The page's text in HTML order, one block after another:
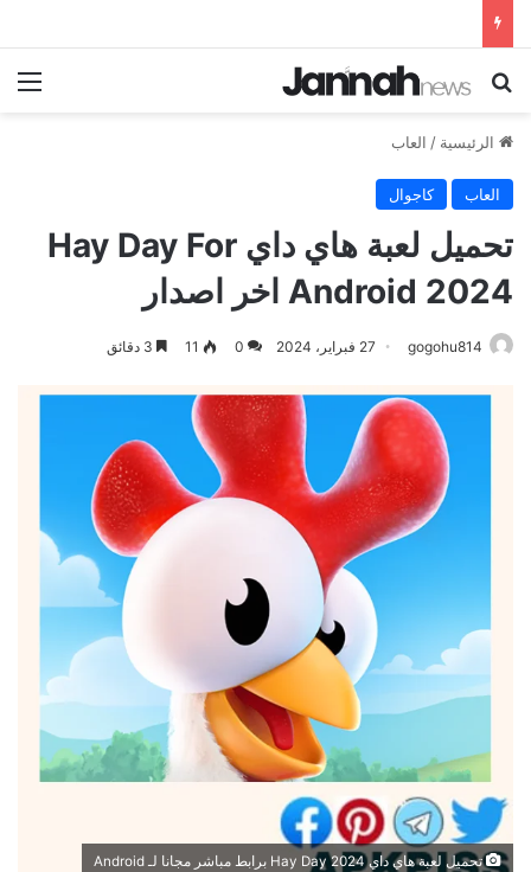
بحث عن
الرئيسية / العاب
العاب كاجوال
تحميل لعبة هاي داي Hay Day For
Android 2024 اخر اصدار
gogohu814 27 فبراير، 2024 0
11
تحميل لعبة هاي داي Hay Day 2024 برابط مباشر مجانا لـ Android